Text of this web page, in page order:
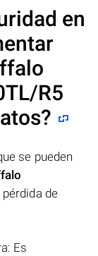
en
R5
se pueden
de
Es